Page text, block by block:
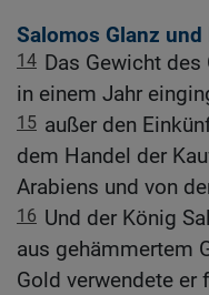
Salomos Glanz und
14 Das Gewicht
in einem Jahr
15 außer den
dem Handel der
Arabiens und von
16 Und der König
aus gehämmertem
Gold verwendete er